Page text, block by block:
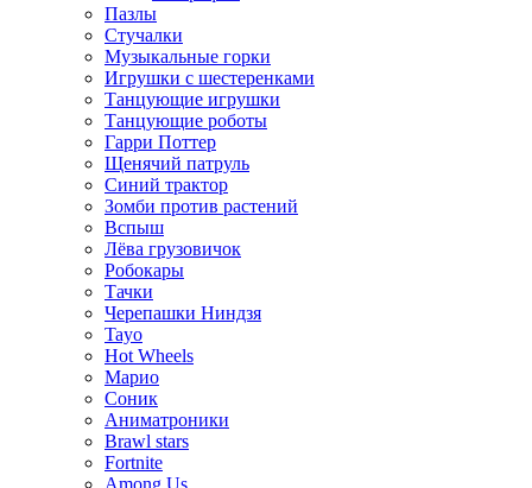
Пазлы
Стучалки
Музыкальные горки
Игрушки с шестеренками
Танцующие игрушки
Танцующие роботы
Гарри Поттер
Щенячий патруль
Синий трактор
Зомби против растений
Вспыш
Лёва грузовичок
Робокары
Тачки
Черепашки Ниндзя
Tayo
Hot Wheels
Марио
Соник
Аниматроники
Brawl stars
Fortnite
Among Us